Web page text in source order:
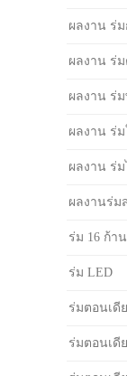
ผลงาน ร่
ผลงาน ร่
ผลงาน ร่
ผลงาน ร่ม
ผลงาน ร่ม
ผลงานร่ม
ร่ม 16 ก้าน
ร่ม LED
ร่มตอนเดี
ร่มตอนเดี